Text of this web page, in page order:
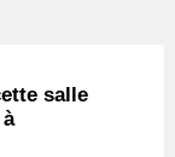
salle